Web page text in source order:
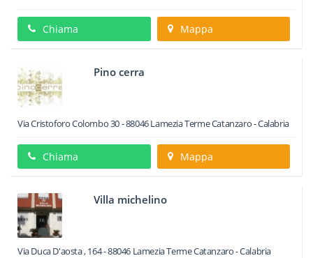
Chiama Mappa
Pino cerra
Via Cristoforo Colombo 30-88046Lamezia TermeCatanzaro -Calabria
Chiama Mappa
Villa michelino
Via Duca D'aosta , 164-88046 Lamezia TermeCatanzaro -Calabria